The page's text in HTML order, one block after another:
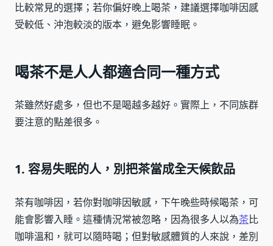
比較常見的選擇；若你偏好晚上喝茶，建議選擇咖啡因感
受較低、沖泡較淡的版本，避免影響睡眠。
喝茶不是人人都適合同一種方式
茶雖然好處多，但也不是喝越多越好。實際上，不同族群
要注意的點差很多。
1. 容易失眠的人，別把茶當成全天候飲品
茶有咖啡因，若你對咖啡因敏感，下午晚些時候喝茶，可
能會影響入睡。這種情況常被忽略，因為很多人以為茶比
咖啡溫和，就可以隨時喝；但對敏感體質的人來說，差別